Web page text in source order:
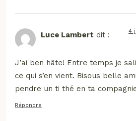
Luce Lambert dit : 4
J’ai ben hâte! Entre temps je
ce qui s’en vient. Bisous belle
pendre un ti thé en ta
Répondre